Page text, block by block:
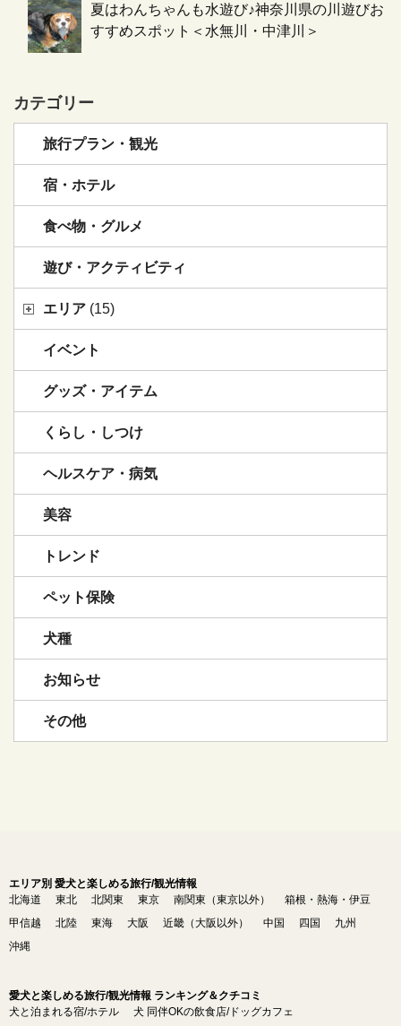
夏はわんちゃんも水遊び♪神奈川県の川遊びお
すすめスポット＜水無川・中津川＞
カテゴリー
旅行プラン・観光
宿・ホテル
食べ物・グルメ
遊び・アクティビティ
エリア (15)
イベント
グッズ・アイテム
くらし・しつけ
ヘルスケア・病気
美容
トレンド
ペット保険
犬種
お知らせ
その他
エリア別 愛犬と楽しめる旅行/観光情報
北海道
東北 北関東 東京 南関東（東京以外）
箱根・熱海・伊豆
甲信越
北陸 東海 大阪 近畿（大阪以外） 中国 四国
九州
沖縄
愛犬と楽しめる旅行/観光情報 ランキング＆クチコミ
犬と泊まれる宿/ホテル
犬 同伴OKの飲食店/ドッグカフェ